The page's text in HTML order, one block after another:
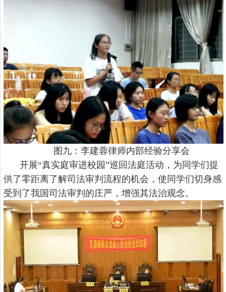
图九：李建蓉律师内部经验分享会
开展“真实庭审进校园”巡回法庭活动，为同学们提
供了零距离了解司法审判流程的机会，使同学们切身感
受到了我国司法审判的庄严，增强其法治观念。